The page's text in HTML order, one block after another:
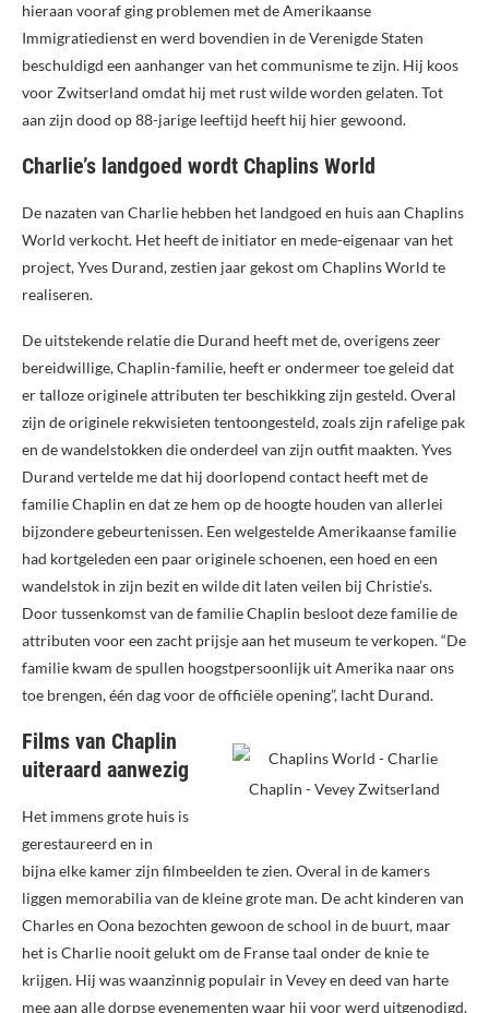
hieraan vooraf ging problemen met de Amerikaanse
Immigratiedienst en werd bovendien in de Verenigde Staten
beschuldigd een aanhanger van het communisme te zijn. Hij koos
voor Zwitserland omdat hij met rust wilde worden gelaten. Tot
aan zijn dood op 88-jarige leeftijd heeft hij hier gewoond.
Charlie’s landgoed wordt Chaplins World
De nazaten van Charlie hebben het landgoed en huis aan Chaplins
World verkocht. Het heeft de initiator en mede-eigenaar van het
project, Yves Durand, zestien jaar gekost om Chaplins World te
realiseren.
De uitstekende relatie die Durand heeft met de, overigens zeer
bereidwillige, Chaplin-familie, heeft er ondermeer toe geleid dat
er talloze originele attributen ter beschikking zijn gesteld. Overal
zijn de originele rekwisieten tentoongesteld, zoals zijn rafelige pak
en de wandelstokken die onderdeel van zijn outfit maakten. Yves
Durand vertelde me dat hij doorlopend contact heeft met de
familie Chaplin en dat ze hem op de hoogte houden van allerlei
bijzondere gebeurtenissen. Een welgestelde Amerikaanse familie
had kortgeleden een paar originele schoenen, een hoed en een
wandelstok in zijn bezit en wilde dit laten veilen bij Christie’s.
Door tussenkomst van de familie Chaplin besloot deze familie de
attributen voor een zacht prijsje aan het museum te verkopen. “De
familie kwam de spullen hoogstpersoonlijk uit Amerika naar ons
toe brengen, één dag voor de officiële opening”, lacht Durand.
Films van Chaplin
uiteraard aanwezig
Het immens grote huis is
gerestaureerd en in
bijna elke kamer zijn filmbeelden te zien. Overal in de kamers
liggen memorabilia van de kleine grote man. De acht kinderen van
Charles en Oona bezochten gewoon de school in de buurt, maar
het is Charlie nooit gelukt om de Franse taal onder de knie te
krijgen. Hij was waanzinnig populair in Vevey en deed van harte
mee aan alle dorpse evenementen waar hij voor werd uitgenodigd.